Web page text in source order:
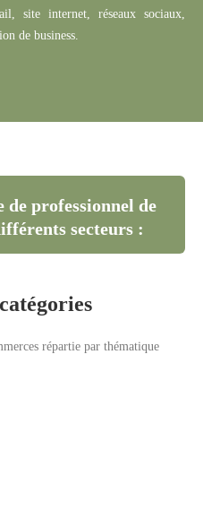
site internet, réseaux sociaux,
de business.
professionnel de
secteurs :
répartie par thématique